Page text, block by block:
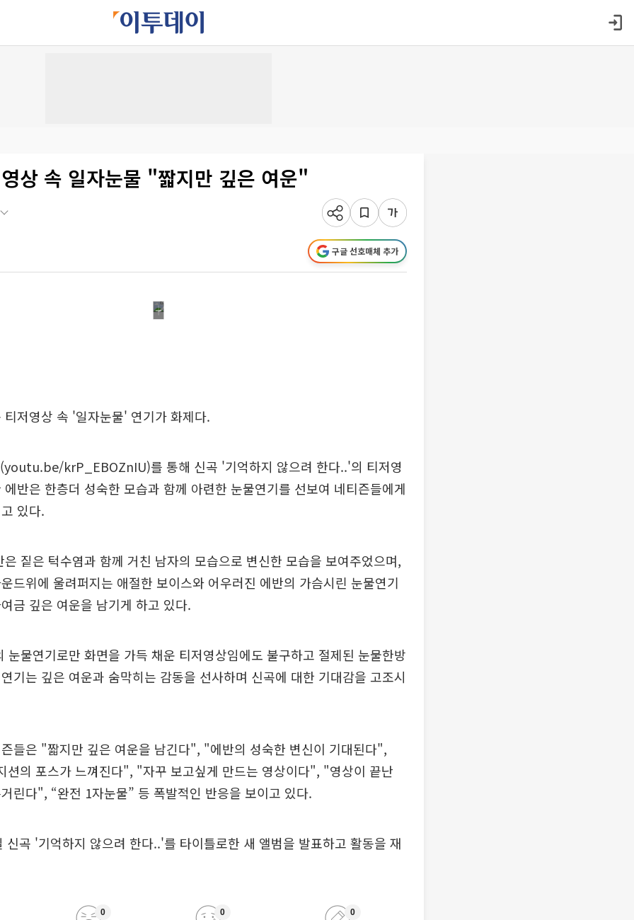
상 속 일자눈물 "짧지만 깊은 여운"
구글 선호매체 추가
티저영상 속 '일자눈물' 연기가 화제다.
krP_EBOZnIU)를 통해 신곡 '기억하지 않으려 한다..'의 티저영
반은 한층더 성숙한 모습과 함께 아련한 눈물연기를 선보여 네티즌들에게
있다.
짙은 턱수염과 함께 거친 남자의 모습으로 변신한 모습을 보여주었으며,
드위에 울려퍼지는 애절한 보이스와 어우러진 에반의 가슴시린 눈물연기
금 깊은 여운을 남기게 하고 있다.
눈물연기로만 화면을 가득 채운 티저영상임에도 불구하고 절제된 눈물한방
기는 깊은 여운과 숨막히는 감동을 선사하며 신곡에 대한 기대감을 고조시
들은 "짧지만 깊은 여운을 남긴다", "에반의 성숙한 변신이 기대된다",
션의 포스가 느껴진다", "자꾸 보고싶게 만드는 영상이다", "영상이 끝난
린다", “완전 1자눈물” 등 폭발적인 반응을 보이고 있다.
신곡 '기억하지 않으려 한다..'를 타이틀로한 새 앨범을 발표하고 활동을 재
0 0 0